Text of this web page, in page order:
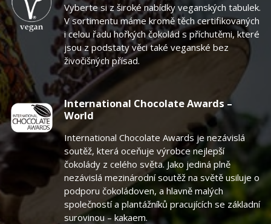
Vyberte si z široké nabídky veganských tabulek.
V sortimentu máme kromě těch certifikovaných
i celou řadu hořkých čokolád s příchutěmi, které
jsou z podstaty věci také veganské bez
živočišných přísad.
International Chocolate Awards –
World
International Chocolate Awards je nezávislá
soutěž, která oceňuje výrobce nejlepší
čokolády z celého světa. Jako jediná plně
nezávislá mezinárodní soutěž na světě usiluje o
podporu čokoládoven, a hlavně malých
společností a plantážníků pracujících se základní
surovinou – kakaem.